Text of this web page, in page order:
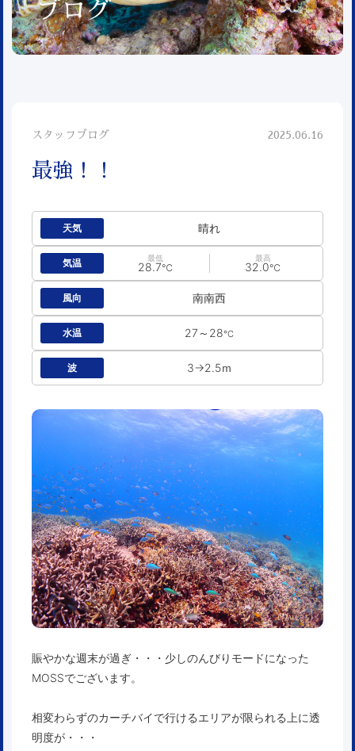
ブログ
スタッフブログ 2025.06.16
最強！！
天気 晴れ
気温 最低
28.7℃
最高
32.0℃
風向 南南西
水温 27～28℃
波 3→2.5ｍ
賑やかな週末が過ぎ・・・少しのんびりモードになった
MOSSでございます。
相変わらずのカーチバイで行けるエリアが限られる上に透
明度が・・・